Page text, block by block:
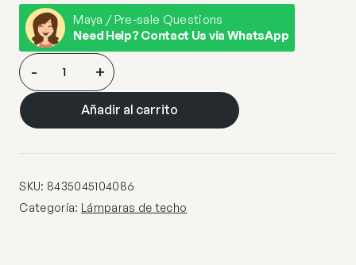
Maya / Pre-sale Questions
Need Help? Contact Us via WhatsApp
COLGANTE
KARMA
PANTALLA
BLANCA
60W
E-
- +
Añadir al carrito
SKU: 8435045104086
Categoría: Lámparas de techo